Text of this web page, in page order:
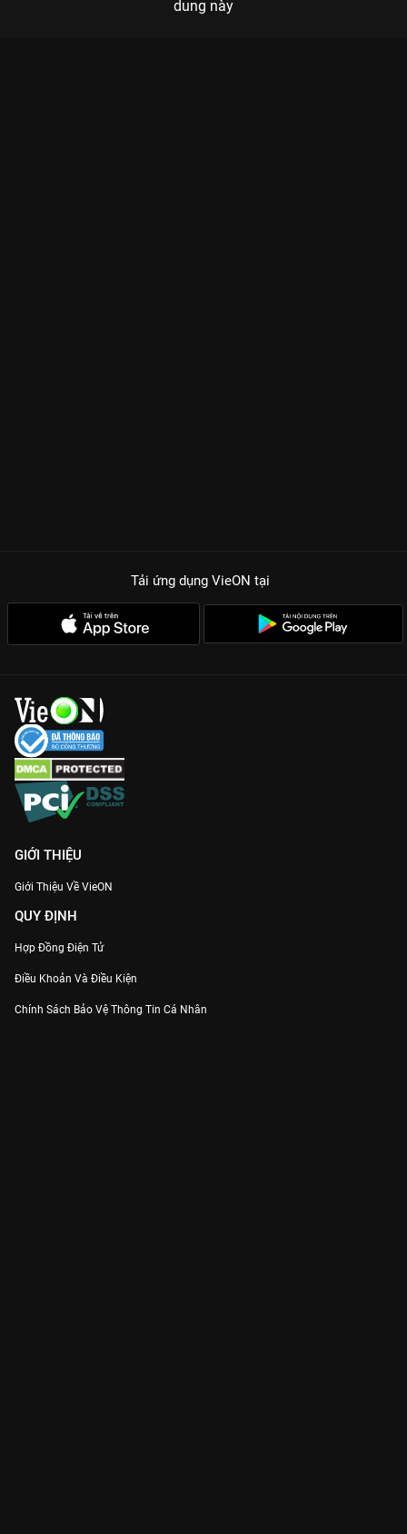
dung này
Tải ứng dụng VieON tại
GIỚI THIỆU
Giới Thiệu Về VieON
QUY ĐỊNH
Hợp Đồng Điện Tử
Điều Khoản Và Điều Kiện
Chính Sách Bảo Vệ Thông Tin Cá Nhân